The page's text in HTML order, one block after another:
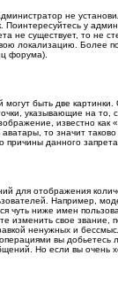
не
у
не существует, то не
локализацию.
форума).
быть две
указывающие на то,
известно как
аватары, то значит
причины данного
для отображения
Например,
чуть ниже имен
свое звание,
ненужных и
вы добьетесь
Но если вы очень